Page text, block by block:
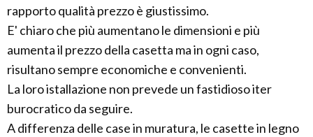
rapporto qualità prezzo è giustissimo.
E' chiaro che più aumentano le dimensioni e più
aumenta il prezzo della casetta ma in ogni caso,
risultano sempre economiche e convenienti.
La loro istallazione non prevede un fastidioso iter
burocratico da seguire.
A differenza delle case in muratura, le casette in legno